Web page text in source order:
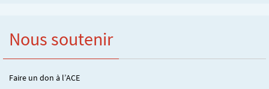
Nous soutenir
Faire un don à l’ACE